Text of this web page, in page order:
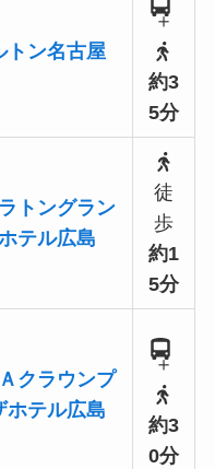
トン名古屋
＋
約3
5分
トングラン
ホテル広島
徒
歩
約1
5分
クラウンプ
ホテル広島
＋
約3
0分